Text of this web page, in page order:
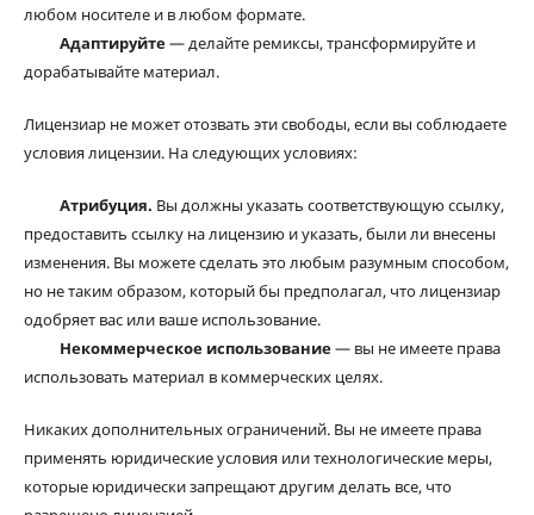
любом носителе и в любом формате.
Адаптируйте— делайте ремиксы, трансформируйте и
дорабатывайте материал.
Лицензиар не может отозвать эти свободы, если вы соблюдаете
условия лицензии. На следующих условиях:
Атрибуция. Вы должны указать соответствующую ссылку,
предоставить ссылку на лицензию и указать, были ли внесены
изменения. Вы можете сделать это любым разумным способом,
но не таким образом, который бы предполагал, что лицензиар
одобряет вас или ваше использование.
Некоммерческое использование— вы не имеете права
использовать материал в коммерческих целях.
Никаких дополнительных ограничений. Вы не имеете права
применять юридические условия или технологические меры,
которые юридически запрещают другим делать все, что